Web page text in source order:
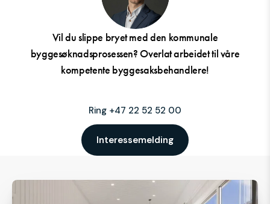
Vil du slippe bryet med den kommunale
byggesøknadsprosessen? Overlat arbeidet til våre
kompetente byggesaksbehandlere!
Ring +47 22 52 52 00
Interessemelding